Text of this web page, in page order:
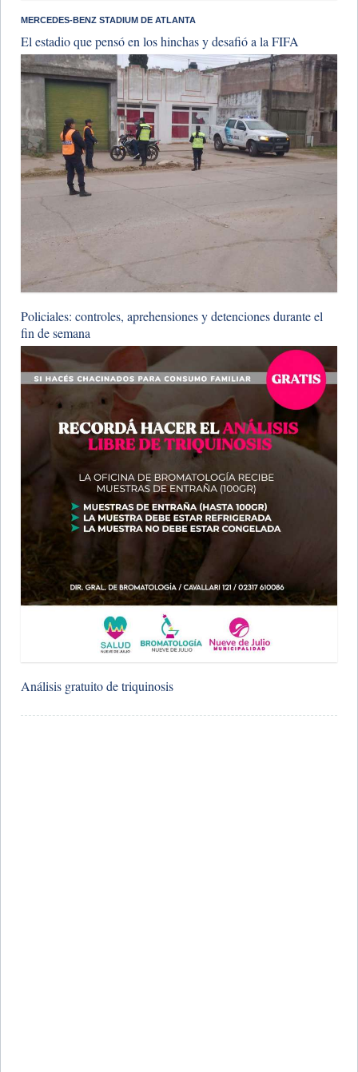
MERCEDES-BENZ STADIUM DE ATLANTA
El estadio que pensó en los hinchas y desafió a la FIFA
Policiales: controles, aprehensiones y detenciones durante el
fin de semana
Análisis gratuito de triquinosis